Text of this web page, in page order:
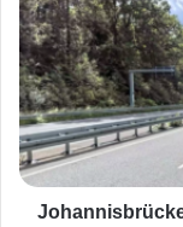
S
c
h
n
e
e
f
a
o
h
a
n
n
i
s
b